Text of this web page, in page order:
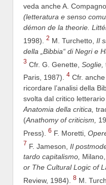
veda anche A.
(letteratura e senso
démon de la theorie.
1998). 2 M. Turchetto, Il
della „Bibbia“ di Negri e
3 Cfr. G. Genette, Soglie,
Paris, 1987). 4 Cfr.
ricordare l’analisi della
svolta dal critico
Anatomia della critica,
(Anathomy of criticism,
Press). 6 F. Moretti,
7 F. Jameson, Il
tardo capitalismo,
or The Cultural Logic of
Review, 1984). 8 M.